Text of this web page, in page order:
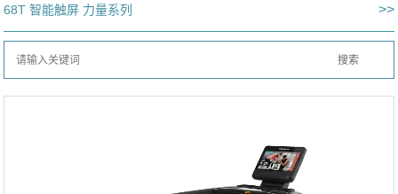
68T 智能触屏 力量系列 >>